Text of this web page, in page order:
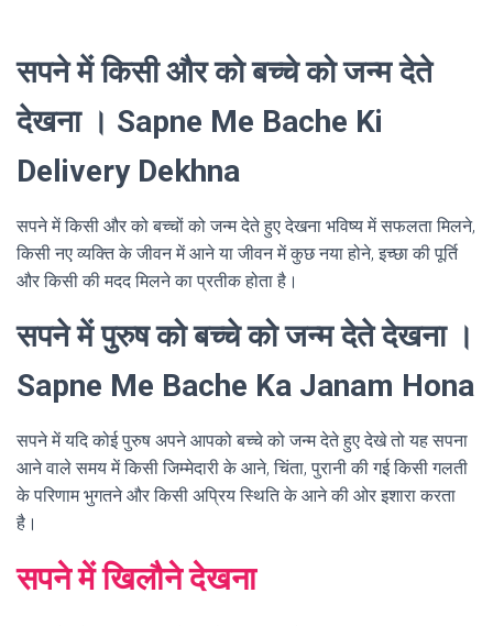
सपने में किसी और को बच्चे को जन्म देते
देखना । Sapne Me Bache Ki
Delivery Dekhna
सपने में किसी और को बच्चों को जन्म देते हुए देखना भविष्य में सफलता मिलने,
किसी नए व्यक्ति के जीवन में आने या जीवन में कुछ नया होने, इच्छा की पूर्ति
और किसी की मदद मिलने का प्रतीक होता है।
सपने में पुरुष को बच्चे को जन्म देते देखना ।
Sapne Me Bache Ka Janam Hona
सपने में यदि कोई पुरुष अपने आपको बच्चे को जन्म देते हुए देखे तो यह सपना
आने वाले समय में किसी जिम्मेदारी के आने, चिंता, पुरानी की गई किसी गलती
के परिणाम भुगतने और किसी अप्रिय स्थिति के आने की ओर इशारा करता
है।
सपने में खिलौने देखना